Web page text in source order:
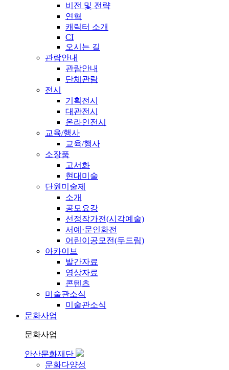
비전 및 전략
연혁
캐릭터 소개
CI
오시는 길
관람안내
관람안내
단체관람
전시
기획전시
대관전시
온라인전시
교육/행사
교육/행사
소장품
고서화
현대미술
단원미술제
소개
공모요강
선정작가전(시각예술)
서예·문인화전
어린이공모전(두드림)
아카이브
발간자료
영상자료
콘텐츠
미술관소식
미술관소식
문화사업
문화사업
안산문화재단
문화다양성